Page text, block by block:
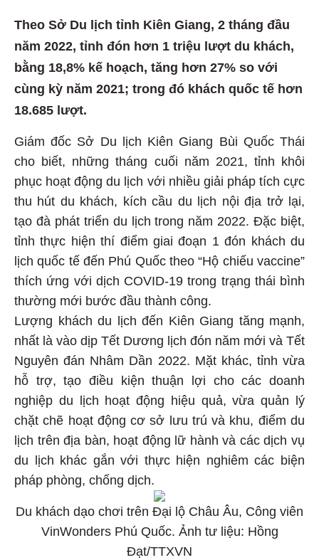
Theo Sở Du lịch tỉnh Kiên Giang, 2 tháng đầu
năm 2022, tỉnh đón hơn 1 triệu lượt du khách,
bằng 18,8% kế hoạch, tăng hơn 27% so với
cùng kỳ năm 2021; trong đó khách quốc tế hơn
18.685 lượt.
Giám đốc Sở Du lịch Kiên Giang Bùi Quốc Thái
cho biết, những tháng cuối năm 2021, tỉnh khôi
phục hoạt động du lịch với nhiều giải pháp tích cực
thu hút du khách, kích cầu du lịch nội địa trở lại,
tạo đà phát triển du lịch trong năm 2022. Đặc biệt,
tỉnh thực hiện thí điểm giai đoạn 1 đón khách du
lịch quốc tế đến Phú Quốc theo “Hộ chiếu vaccine”
thích ứng với dịch COVID-19 trong trạng thái bình
thường mới bước đầu thành công.
Lượng khách du lịch đến Kiên Giang tăng mạnh,
nhất là vào dịp Tết Dương lịch đón năm mới và Tết
Nguyên đán Nhâm Dần 2022. Mặt khác, tỉnh vừa
hỗ trợ, tạo điều kiện thuận lợi cho các doanh
nghiệp du lịch hoạt động hiệu quả, vừa quản lý
chặt chẽ hoạt động cơ sở lưu trú và khu, điểm du
lịch trên địa bàn, hoạt động lữ hành và các dịch vụ
du lịch khác gắn với thực hiện nghiêm các biện
pháp phòng, chống dịch.
Du khách dạo chơi trên Đại lộ Châu Âu, Công viên
VinWonders Phú Quốc. Ảnh tư liệu: Hồng
Đạt/TTXVN